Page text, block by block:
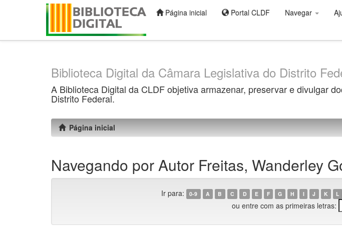
Página inicial Portal CLDF Navegar
Biblioteca Digital da Câmara Legislativa do Distrito
A Biblioteca Digital da CLDF objetiva armazenar, preservar e divulgar
Distrito Federal.
Página inicial
Navegando por Autor Freitas, Wanderley
Ir para: 0-9 A B C D E F G H I J K L
ou entre com as primeiras letras: